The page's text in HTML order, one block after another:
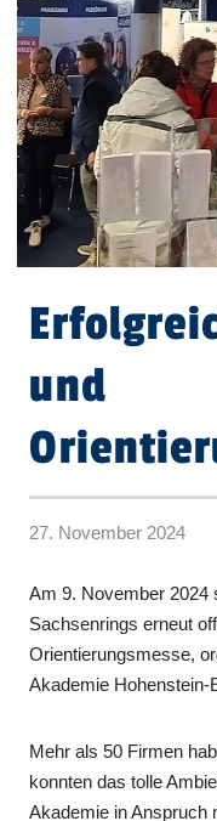
und
27. November 2024
Am 9. November 2024
Sachsenrings erneut
Orientierungsmesse,
Akademie Hohenstein-
Mehr als 50 Firmen
konnten das tolle
Akademie in Anspruch